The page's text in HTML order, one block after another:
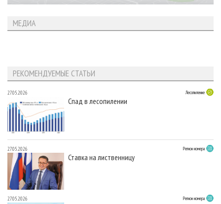
МЕДИА
РЕКОМЕНДУЕМЫЕ СТАТЬИ
27.05.2026 Лесопиление
Спад в лесопилении
27.05.2026 Регион номера
Ставка на лиственницу
27.05.2026 Регион номера